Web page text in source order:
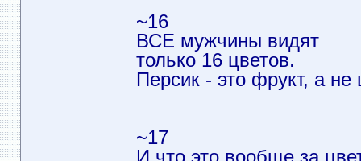
~16
ВСЕ мужчины видят
только 16 цветов.
Персик - это фрукт, а не
~17
И что это вообще за